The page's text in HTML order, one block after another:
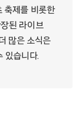
축제를 비롯한
된 라이브
많은 소식은
있습니다.